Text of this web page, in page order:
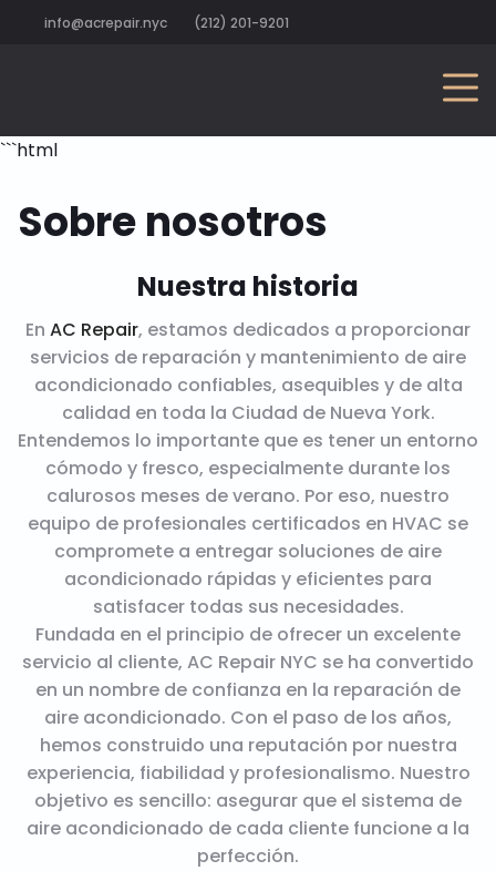
info@acrepair.nyc (212) 201-9201
```html
Sobre nosotros
Nuestra historia
En AC Repair, estamos dedicados a proporcionar
servicios de reparación y mantenimiento de aire
acondicionado confiables, asequibles y de alta
calidad en toda la Ciudad de Nueva York.
Entendemos lo importante que es tener un entorno
cómodo y fresco, especialmente durante los
calurosos meses de verano. Por eso, nuestro
equipo de profesionales certificados en HVAC se
compromete a entregar soluciones de aire
acondicionado rápidas y eficientes para
satisfacer todas sus necesidades.
Fundada en el principio de ofrecer un excelente
servicio al cliente, AC Repair NYC se ha convertido
en un nombre de confianza en la reparación de
aire acondicionado. Con el paso de los años,
hemos construido una reputación por nuestra
experiencia, fiabilidad y profesionalismo. Nuestro
objetivo es sencillo: asegurar que el sistema de
aire acondicionado de cada cliente funcione a la
perfección.